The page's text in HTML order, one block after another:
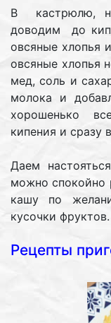
В кастрюлю,
доводим до
овсяные хлопья
овсяные хлопья
мед, соль и
молока и
хорошенько
кипения и сразу
Даем
можно спокойно
кашу по
кусочки фруктов.
Рецепты